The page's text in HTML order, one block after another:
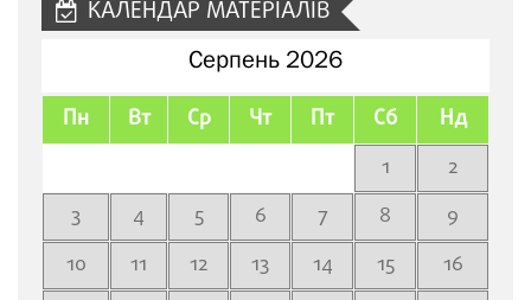
КАЛЕНДАР МАТЕРІАЛІВ
Серпень 2026
Пн Вт Ср Чт Пт Сб Нд
1
2
3
4 5 6 7 8
9
10
11 12 13 14 15
16